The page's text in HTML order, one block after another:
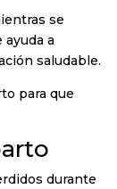
se
a
saludable.
para que
durante